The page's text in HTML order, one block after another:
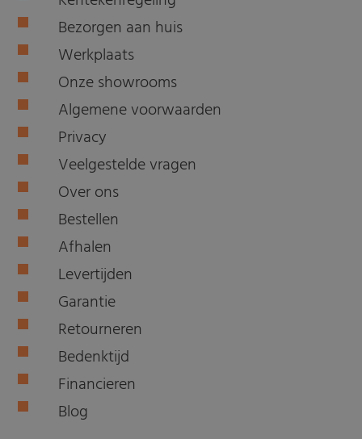
Bezorgen aan huis
Werkplaats
Onze showrooms
Algemene voorwaarden
Privacy
Veelgestelde vragen
Over ons
Bestellen
Afhalen
Levertijden
Garantie
Retourneren
Bedenktijd
Financieren
Blog